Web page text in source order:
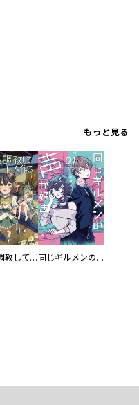
もっと見る
奴隷を調教してハーレム作る 同じギルメンの声が好き